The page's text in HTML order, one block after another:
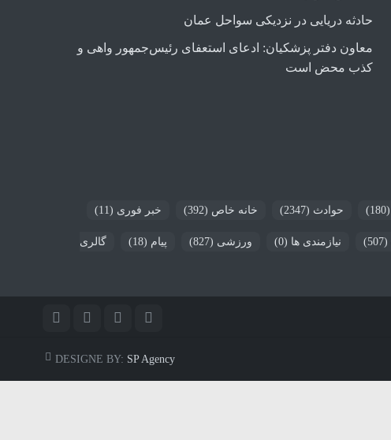
حادثه دریایی در نزدیکی سواحل عمان
معاون دفتر پزشکیان: ادعای استعفای رئیس‌جمهور واهی و
کذب محض است
(180) حوادث (2347) خانه خاص (392) خبر فوری (11)
(507) نیازمندی ها (0) ورزشی (827) پیام (18) گالری
DESIGNE BY: SP Agency